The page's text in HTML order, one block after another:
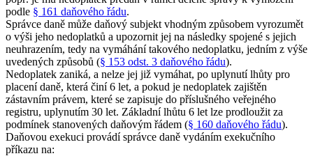
podle § 161 daňového řádu.
Správce daně může daňový subjekt vhodným způsobem vyrozumět
o výši jeho nedoplatků a upozornit jej na následky spojené s jejich
neuhrazením, tedy na vymáhání takového nedoplatku, jedním z výše
uvedených způsobů (§ 153 odst. 3 daňového řádu).
Nedoplatek zaniká, a nelze jej již vymáhat, po uplynutí lhůty pro
placení daně, která činí 6 let, a pokud je nedoplatek zajištěn
zástavním právem, které se zapisuje do příslušného veřejného
registru, uplynutím 30 let. Základní lhůtu 6 let lze prodloužit za
podmínek stanovených daňovým řádem (§ 160 daňového řádu).
Daňovou exekuci provádí správce daně vydáním exekučního
příkazu na: